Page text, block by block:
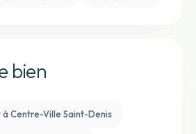
bien
Centre-Ville Saint-Denis